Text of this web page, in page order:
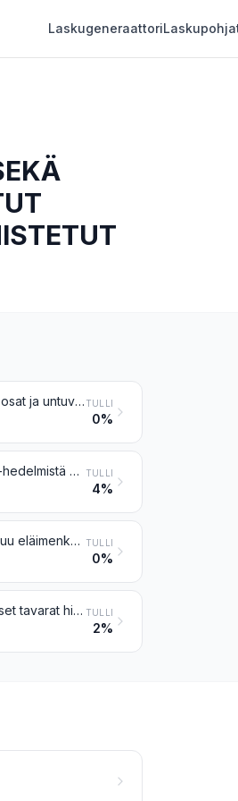
Laskugeneraattori
Höyhen- ja untuvapeitteiset linnun nahat ja muut osat, höyhenet, höyhenen osat ja untuvat sekä niistä valmistetut tavarat (muut kuin nimikkeen 0505 tavarat sekä valmistetut sulkakynät ja ruodit) TULLI
0%
Tekokukat, -lehdet ja -hedelmät sekä niiden osat; tekokukista, -lehdistä ja -hedelmistä valmistetut tavarat TULLI
4%
Hiukset, muokatut, ohennetut, valkaistut tai muulla tavalla valmistetut; villa, muu eläimenkarva ja muut tekstiiliaineet, jotka on käsitelty peruukkien tai niiden kaltaisten tavaroiden valmistusta varten TULLI
0%
Peruukit ja tekoparrat, irtokulmakarvat ja -ripset, irtopalmikot ja niiden kaltaiset tavarat hiuksista, eläimenkarvasta tai tekstiiliaineesta valmistetut; muualle kuulumattomat hiuksista valmistetut tavarat TULLI
2%